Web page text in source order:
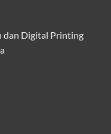
dan Digital Printing